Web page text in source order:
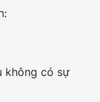
không có sự